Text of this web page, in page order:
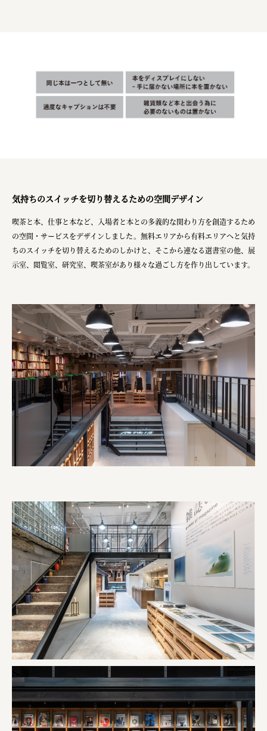
株式会社リブロプラス
福島県商工会連合会
京セラ株式会社
amirisu株式会社
SPACE COTAN株式会社 / 大樹町役場企画商工課航空宇
株式会社オレンジページ​
フジ物産株式会社
ユウキ食品株式会社, 株式会社ビーツ
お茶と酒たすき
野村不動産ビルディング株式会社
大堀相馬焼陶吉郎窯
株式会社ゼロワンブースター
叶や豆冨 大椙食品
旭酒造株式会社
株式会社レリアン
日本出版販売株式会社
一般社団法人日本家具産業振興会、メッセフランクフル
フードバレーとかち首都圏プロモーション実行委員会
株式会社 中華・高橋
株式会社ITC
オクズミ商事
学校法人加藤学園
横浜市
気持ちのスイッチを切り替えるための空間デザイン
喫茶と本、仕事と本など、入場者と本との多義的な関わり方を創造するため
の空間・サービスをデザインしました。無料エリアから有料エリアへと気持
ちのスイッチを切り替えるためのしかけと、そこから連なる選書室の他、展
示室、閲覧室、研究室、喫茶室があり様々な過ごし方を作り出しています。